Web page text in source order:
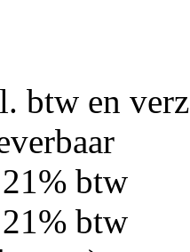
btw en
btw
btw